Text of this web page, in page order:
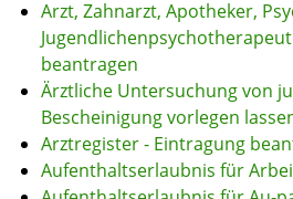
Arzt, Zahnarzt, Apotheker,
beantragen
Ärztliche Untersuchung von
Bescheinigung vorlegen
Arztregister - Eintragung
Aufenthaltserlaubnis für